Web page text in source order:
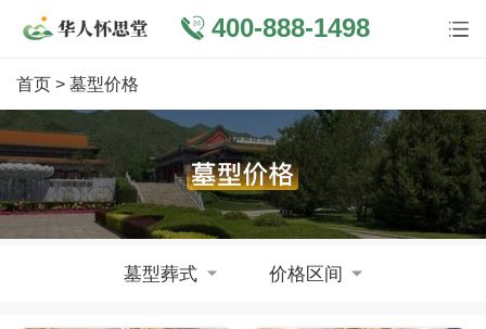
400-888-1498
首页 > 墓型价格
墓型葬式 价格区间